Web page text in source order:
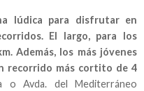
lúdica para disfrutar en
El largo, para los
Además, los más jóvenes
recorrido más cortito de 4
o Avda. del Mediterráneo